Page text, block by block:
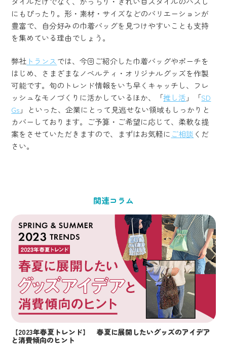
にもぴったり。形・素材・サイズなどのバリエーションが
豊富で、自分好みの巾着バッグを見つけやすいことも支持
を集めている理由でしょう。
弊社 トランスでは、今回ご紹介した巾着バッグやポーチを
はじめ、さまざまなノベルティ・オリジナルグッズを作製
可能です。旬のトレンド情報をいち早くキャッチし、フレ
ッシュなモノづくりに活かしているほか、「推し活 」「SD
Gs 」といった、企業にとって見逃せない領域もしっかりと
カバーしております。ご予算・ご希望に応じて、柔軟な提
案をさせていただきますので、まずはお気軽に ご相談 くだ
さい。
関連コラム
【2023年春夏トレンド】 春夏に展開したいグッズのアイデア
と消費傾向のヒント